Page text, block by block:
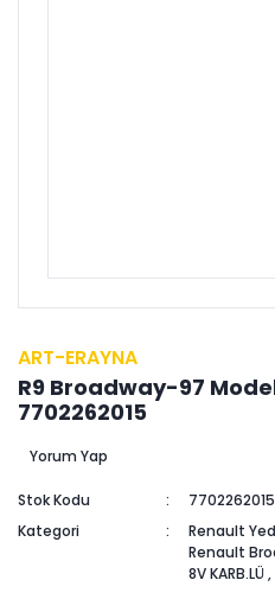
ART-ERAYNA
R9 Broadway-97
7702262015
Yorum Yap
Stok Kodu
7702262015
Kategori
Renault
Renault
8V KARB.LÜ ,